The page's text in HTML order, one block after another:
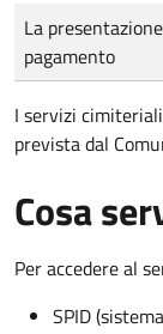
Tipo di pagamento
Importo
La
pagamento
I servizi
prevista dal
Cosa
Per accedere al
SPID